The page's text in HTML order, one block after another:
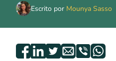
Escrito por Mounya Sasso